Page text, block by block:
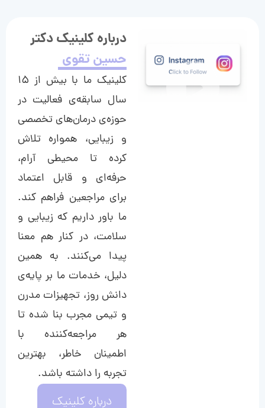
درباره کلینیک دکتر
حسین تقوی
کلینیک ما با بیش از ۱۵
سال سابقه‌ی فعالیت در
حوزه‌ی درمان‌های تخصصی
و زیبایی، همواره تلاش
کرده تا محیطی آرام،
حرفه‌ای و قابل اعتماد
برای مراجعین فراهم کند.
ما باور داریم که زیبایی و
سلامت، در کنار هم معنا
پیدا می‌کنند. به همین
دلیل، خدمات ما بر پایه‌ی
دانش روز، تجهیزات مدرن
و تیمی مجرب بنا شده تا
هر مراجعه‌کننده با
اطمینان خاطر، بهترین
تجربه را داشته باشد.
درباره کلینیک